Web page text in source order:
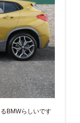
BMWらしいです